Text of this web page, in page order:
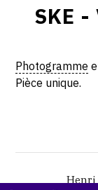
SKE -
Photogramme
Pièce unique.